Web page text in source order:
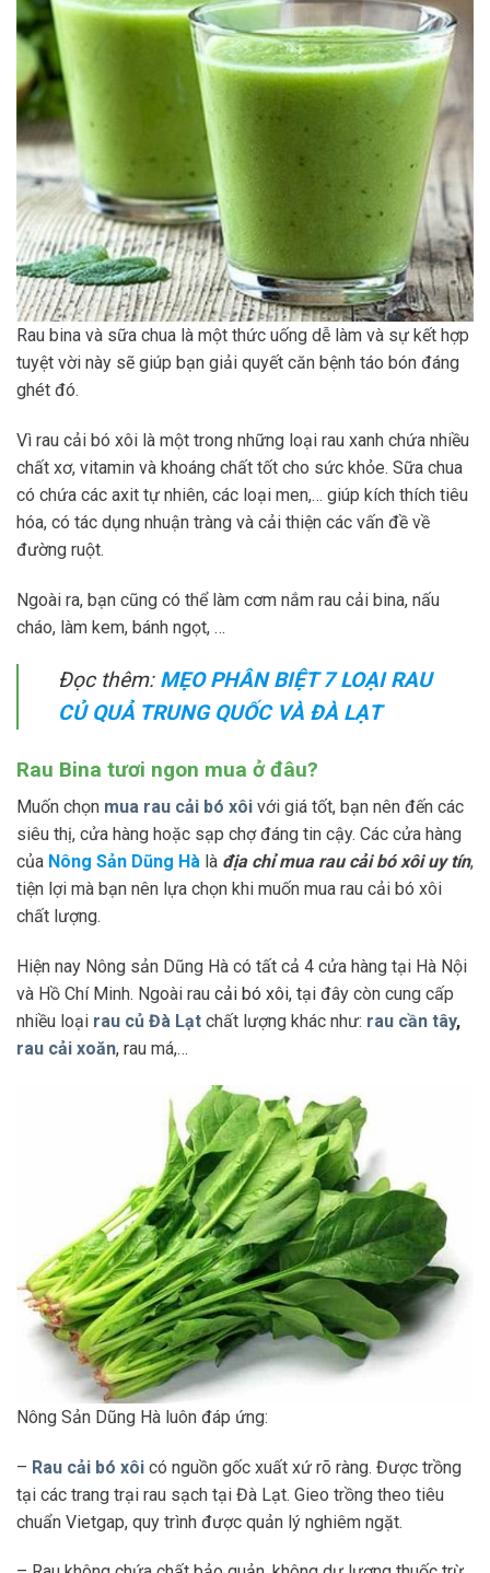
Rau bina và sữa chua là một thức uống dễ làm và sự kết hợp
tuyệt vời này sẽ giúp bạn giải quyết căn bệnh táo bón đáng
ghét đó.
Vì rau cải bó xôi là một trong những loại rau xanh chứa nhiều
chất xơ, vitamin và khoáng chất tốt cho sức khỏe. Sữa chua
có chứa các axit tự nhiên, các loại men,… giúp kích thích tiêu
hóa, có tác dụng nhuận tràng và cải thiện các vấn đề về
đường ruột.
Ngoài ra, bạn cũng có thể làm cơm nắm rau cải bina, nấu
cháo, làm kem, bánh ngọt, …
Đọc thêm: MẸO PHÂN BIỆT 7 LOẠI RAU
CỦ QUẢ TRUNG QUỐC VÀ ĐÀ LẠT
Rau Bina tươi ngon mua ở đâu?
Muốn chọn mua rau cải bó xôi với giá tốt, bạn nên đến các
siêu thị, cửa hàng hoặc sạp chợ đáng tin cậy. Các cửa hàng
của Nông Sản Dũng Hà là địa chỉ mua rau cải bó xôi uy tín,
tiện lợi mà bạn nên lựa chọn khi muốn mua rau cải bó xôi
chất lượng.
Hiện nay Nông sản Dũng Hà có tất cả 4 cửa hàng tại Hà Nội
và Hồ Chí Minh. Ngoài rau cải bó xôi, tại đây còn cung cấp
nhiều loại rau củ Đà Lạt chất lượng khác như: rau cần tây,
rau cải xoăn, rau má,…
Nông Sản Dũng Hà luôn đáp ứng:
– Rau cải bó xôi có nguồn gốc xuất xứ rõ ràng. Được trồng
tại các trang trại rau sạch tại Đà Lạt. Gieo trồng theo tiêu
chuẩn Vietgap, quy trình được quản lý nghiêm ngặt.